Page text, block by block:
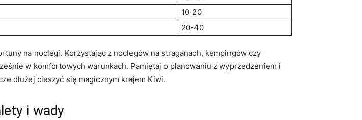
10-20
20-40
na noclegi. Korzystając z noclegów na straganach, ‍kempingów czy
w komfortowych ​warunkach. Pamiętaj o planowaniu z wyprzedzeniem i
dłużej cieszyć‍ się magicznym krajem Kiwi.
i⁣ wady